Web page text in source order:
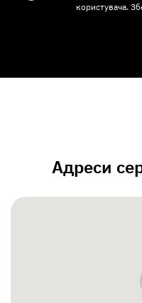
користувача.
Адреси